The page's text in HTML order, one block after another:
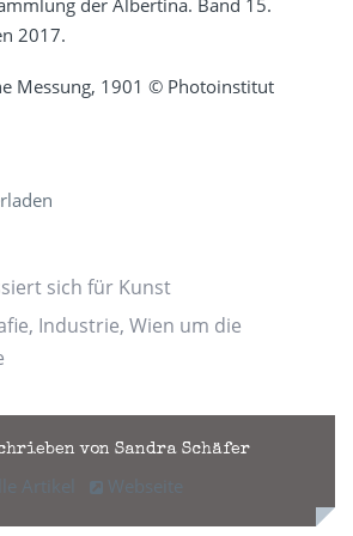
der Albertina. Band 15.
2017.
Messung, 1901 © Photoinstitut
sich für Kunst
, Industrie, Wien um die
von Sandra Schäfer
Artikel Webseite